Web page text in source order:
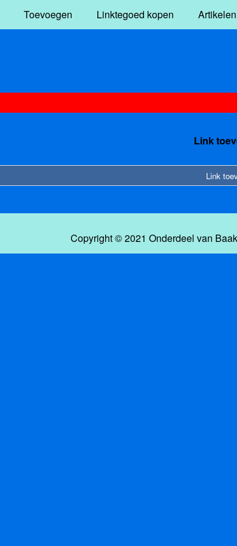
Toevoegen Linktegoed kopen Artikelen
Link
Link
Copyright © 2021 Onderdeel van